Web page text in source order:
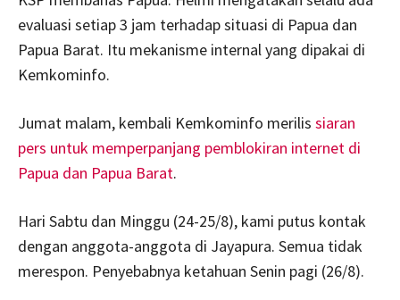
evaluasi setiap 3 jam terhadap situasi di Papua dan
Papua Barat. Itu mekanisme internal yang dipakai di
Kemkominfo.
Jumat malam, kembali Kemkominfo merilis siaran
pers untuk memperpanjang pemblokiran internet di
Papua dan Papua Barat.
Hari Sabtu dan Minggu (24-25/8), kami putus kontak
dengan anggota-anggota di Jayapura. Semua tidak
merespon. Penyebabnya ketahuan Senin pagi (26/8).